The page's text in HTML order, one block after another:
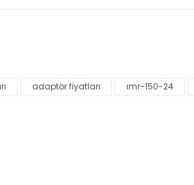
adaptör fiyatları ımr-150-24